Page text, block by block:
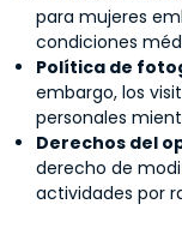
para mujeres
condiciones
Política de
embargo, los
personales
Derechos del
derecho de
actividades por